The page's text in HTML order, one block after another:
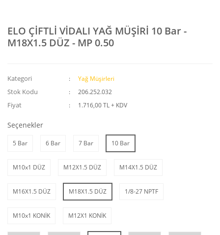
ELO ÇİFTLİ VİDALI YAĞ MÜŞİRİ 10 Bar -
M18X1.5 DÜZ - MP 0.50
Kategori Yağ Müşirleri
Stok Kodu 206.252.032
Fiyat 1.716,00 TL + KDV
Seçenekler
5 Bar 6 Bar 7 Bar 10 Bar
M10x1 DÜZ M12X1.5 DÜZ M14X1.5 DÜZ
M16X1.5 DÜZ M18X1.5 DÜZ 1/8-27 NPTF
M10x1 KONİK M12X1 KONİK